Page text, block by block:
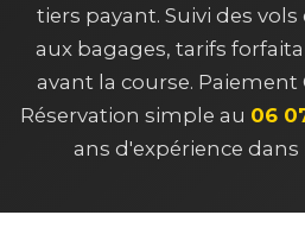
tiers payant. Suivi des
aux bagages, tarifs
avant la course. Paiement
Réservation simple au 06
ans d'expérience dans